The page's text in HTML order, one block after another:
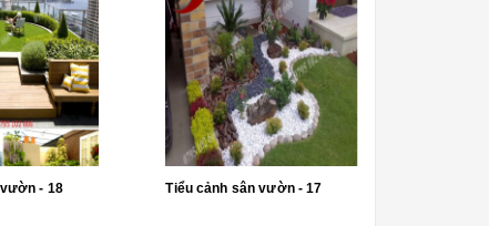
- 18 Tiểu cảnh sân vườn - 17